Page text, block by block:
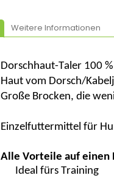
Weitere Informationen
Dorschhaut-Taler 100
Haut vom Dorsch/
Große Brocken, die
Einzelfuttermittel für
Alle Vorteile auf einen
Ideal fürs Training